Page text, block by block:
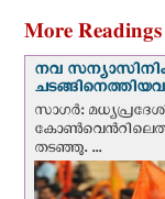
More Readings
നവ
സാഗർ:
തടഞ്ഞു. ...